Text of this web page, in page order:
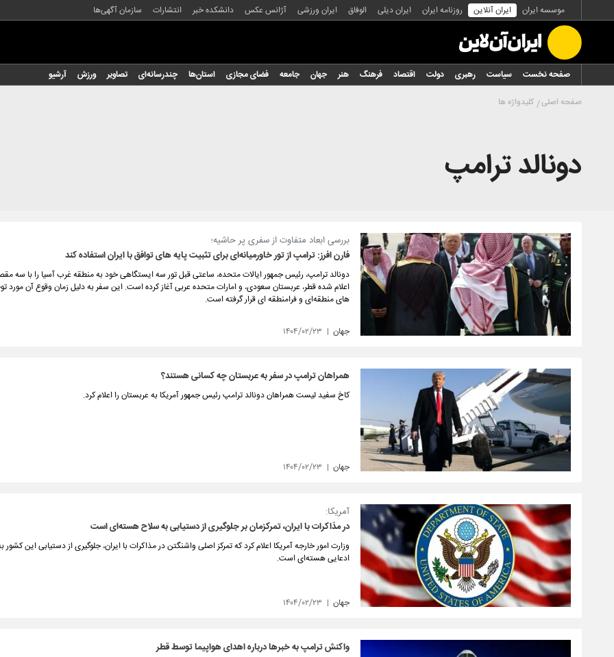
موسسه ایران ایران آنلاین روزنامه ایران ایران دیلی الوفاق ایران ورزشی آژانس عکس دانشکده خبر انتشارات سازمان آگهی‌ها
صفحه نخست سیاست رهبری دولت اقتصاد فرهنگ هنر جهان جامعه فضای مجازی استان‌ها چندرسانه‌ای تصاویر ورزش
آرشیو
صفحه اصلی کلیدواژه ها
دونالد ترامپ
بررسی ابعاد متفاوت از سفری پر حاشیه؛
فارن افرز: ترامپ از تور خاورمیانه‌ای برای تثبیت پایه های توافق با ایران استفاده کند
دونالد ترامپ، رئیس جمهور ایالات متحده، ساعتی قبل تور سه ایستگاهی خود به منطقه غرب آسیا را با
اعلام شده قطر، عربستان سعودی، و امارات متحده عربی آغاز کرده است. این سفر به دلیل زمان وقوع آن مورد
های منطقه‌ای و فرامنطقه ای قرار گرفته است.
جهان ۱۴۰۴/۰۲/۲۳
همراهان ترامپ در سفر به عربستان چه کسانی هستند؟
کاخ سفید لیست همراهان دونالد ترامپ رئیس جمهور آمریکا به عربستان را اعلام کرد.
جهان ۱۴۰۴/۰۲/۲۳
آمریکا:
در مذاکرات با ایران، تمرکزمان بر جلوگیری از دستیابی به سلاح هسته‌ای است
وزارت امور خارجه آمریکا اعلام کرد که تمرکز اصلی واشنگتن در مذاکرات با ایران، جلوگیری از دستیابی این کشور
ادعایی هسته‌ای است.
جهان ۱۴۰۴/۰۲/۲۳
واکنش ترامپ به خبرها درباره اهدای هواپیما توسط قطر